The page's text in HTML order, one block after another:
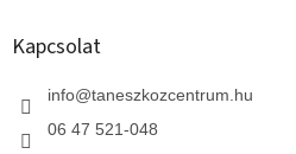
Kapcsolat
info@taneszkozcentrum.hu
06 47 521-048